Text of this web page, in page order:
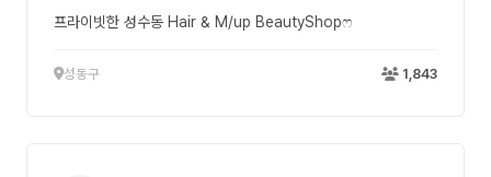
프라이빗한 성수동 Hair & M/up BeautyShopෆ
성동구 1,843